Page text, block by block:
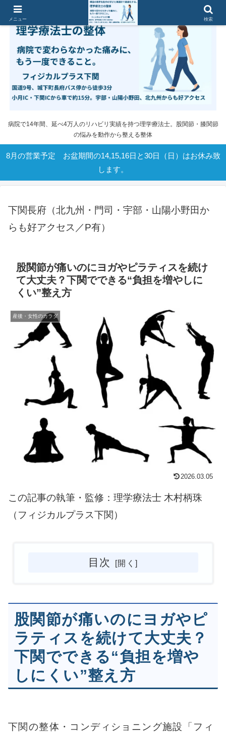
病院で14年間、延べ4万人のリハビリ実績を持つ理学療法士。股関節・膝関節
の悩みを動作から整える整体
8月の営業予定 お盆期間の14,15,16日と30日（日）はお休み致
します。
下関長府（北九州・門司・宇部・山陽小野田か
らも好アクセス／P有）
股関節が痛いのにヨガやピラティスを続け
て大丈夫？下関でできる“負担を増やしに
くい”整え方
産後・女性のカラダ
2026.03.05
この記事の執筆・監修：理学療法士 木村柄珠
（フィジカルプラス下関）
目次
股関節が痛いのにヨガやピ
ラティスを続けて大丈夫？
下関でできる“負担を増や
しにくい”整え方
下関の整体・コンディショニング施設「フィ
メニュー 検索